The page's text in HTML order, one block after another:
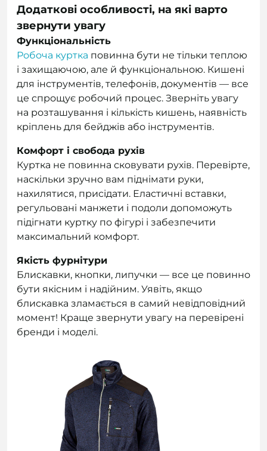
Додаткові особливості, на які варто
звернути увагу
Функціональність
Робоча куртка повинна бути не тільки теплою
і захищаючою, але й функціональною. Кишені
для інструментів, телефонів, документів — все
це спрощує робочий процес. Зверніть увагу
на розташування і кількість кишень, наявність
кріплень для бейджів або інструментів.
Комфорт і свобода рухів
Куртка не повинна сковувати рухів. Перевірте,
наскільки зручно вам піднімати руки,
нахилятися, присідати. Еластичні вставки,
регульовані манжети і подоли допоможуть
підігнати куртку по фігурі і забезпечити
максимальний комфорт.
Якість фурнітури
Блискавки, кнопки, липучки — все це повинно
бути якісним і надійним. Уявіть, якщо
блискавка зламається в самий невідповідний
момент! Краще звернути увагу на перевірені
бренди і моделі.